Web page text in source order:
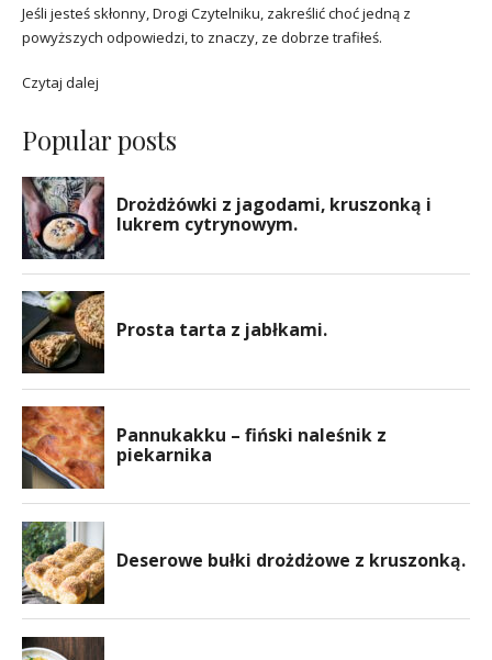
Jeśli jesteś skłonny, Drogi Czytelniku, zakreślić choć jedną z
powyższych odpowiedzi, to znaczy, ze dobrze trafiłeś.
Czytaj dalej
Popular posts